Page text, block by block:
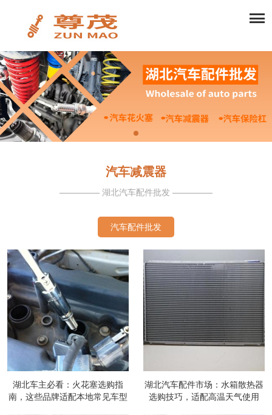
汽车减震器
湖北汽车配件批发
汽车配件批发
湖北车主必看：火花塞选购指
南，这些品牌适配本地常见车型
湖北汽车配件市场：水箱散热器
选购技巧，适配高温天气使用